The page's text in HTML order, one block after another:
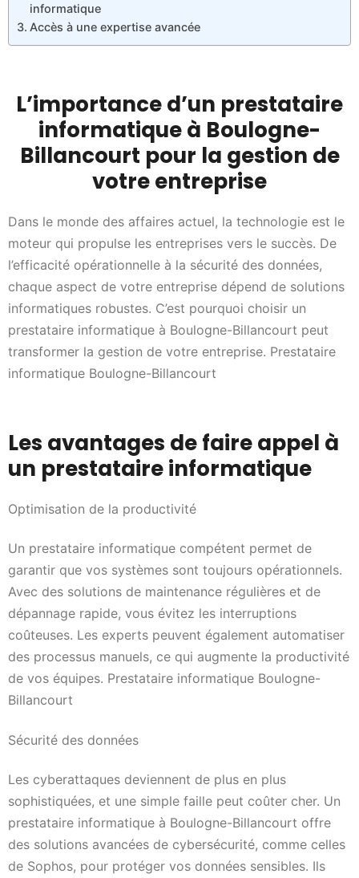
informatique
Accès à une expertise avancée
L’importance d’un prestataire
informatique à Boulogne-
Billancourt pour la gestion de
votre entreprise
Dans le monde des affaires actuel, la technologie est le
moteur qui propulse les entreprises vers le succès. De
l’efficacité opérationnelle à la sécurité des données,
chaque aspect de votre entreprise dépend de solutions
informatiques robustes. C’est pourquoi choisir un
prestataire informatique à Boulogne-Billancourt peut
transformer la gestion de votre entreprise. Prestataire
informatique Boulogne-Billancourt
Les avantages de faire appel à
un prestataire informatique
Optimisation de la productivité
Un prestataire informatique compétent permet de
garantir que vos systèmes sont toujours opérationnels.
Avec des solutions de maintenance régulières et de
dépannage rapide, vous évitez les interruptions
coûteuses. Les experts peuvent également automatiser
des processus manuels, ce qui augmente la productivité
de vos équipes. Prestataire informatique Boulogne-
Billancourt
Sécurité des données
Les cyberattaques deviennent de plus en plus
sophistiquées, et une simple faille peut coûter cher. Un
prestataire informatique à Boulogne-Billancourt offre
des solutions avancées de cybersécurité, comme celles
de Sophos, pour protéger vos données sensibles. Ils